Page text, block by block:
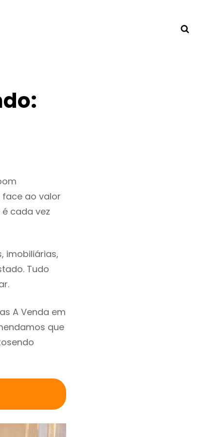
ao valor
cada vez
imobiliárias,
Tudo
A Venda em
que